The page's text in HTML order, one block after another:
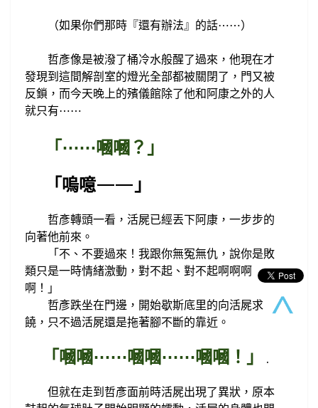
（如果你們那時『還有辦法』的話⋯⋯）
哲彥像是被潑了桶冷水般醒了過來，他現在才
發現到這間解剖室的燈光全部都被關閉了， 門又被
反鎖，而今天晚上的殯儀館除了他和阿康之外的人
就只有⋯⋯
「 ⋯⋯嘓嘓？」
「 嗚噫—— 」
哲彥轉頭一看，活屍已經丟下阿康，一步步的
向著他前來。
「 不、不要過來！我跟你無冤無仇，說你是敗
類只是一時情緒激動，對不起、對不起啊啊啊
啊！
」
哲彥跌坐在門邊，開始歇斯底里的向活屍求
饒 ，只不過活屍還是拖著腳不斷的靠近。
「嘓嘓⋯⋯嘓嘓⋯⋯嘓嘓！」 .
但就在走到哲彥面前時活屍出現了異狀，原本